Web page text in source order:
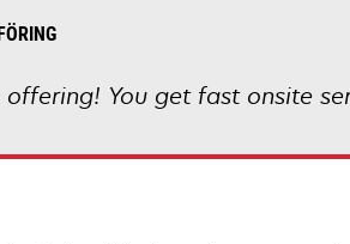
offering! You get fast onsite